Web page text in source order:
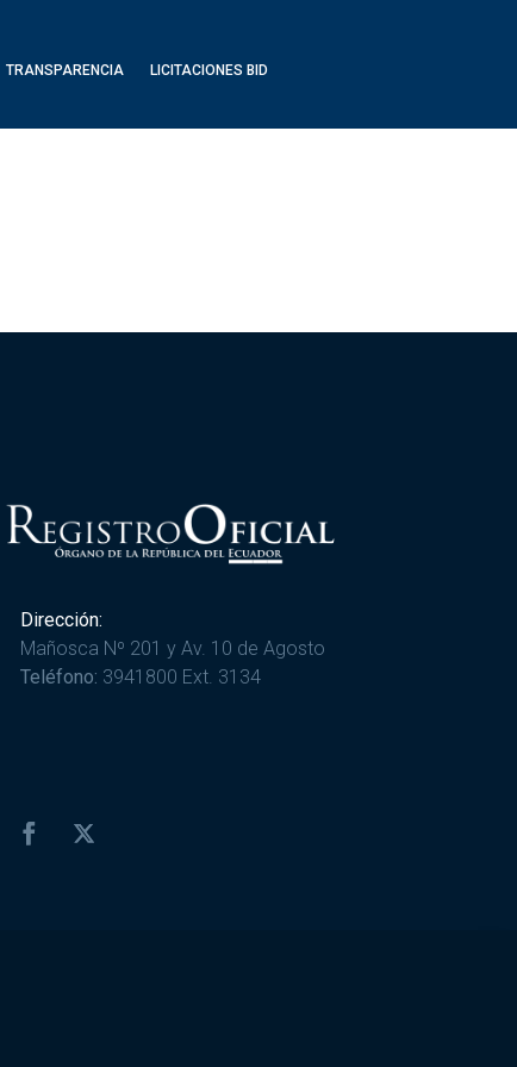
TRANSPARENCIA LICITACIONES BID
Dirección:
Mañosca Nº 201 y Av. 10 de Agosto
Teléfono: 3941800 Ext. 3134